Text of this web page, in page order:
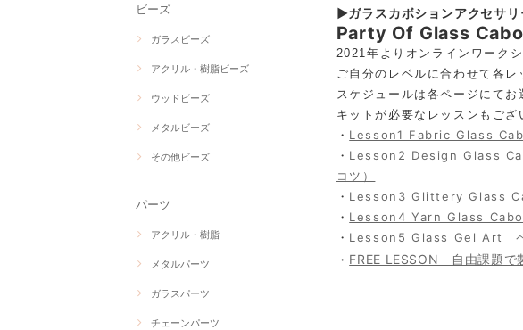
ビーズ
ガラスビーズ
アクリル・樹脂ビーズ
ウッドビーズ
メタルビーズ
その他ビーズ
パーツ
アクリル・樹脂
メタルパーツ
ガラスパーツ
チェーンパーツ
▶ガラスカボションアクセサ
Party Of Glass
2021年よりオンラインワーク
ご自分のレベルに合わせて各レ
スケジュールは各ページにてお
キットが必要なレッスンもござ
・ Lesson1 Fabric Glass
・ Lesson2 Design Glass
コツ）
・ Lesson3 Glittery Glass
・ Lesson4 Yarn Glass
・ Lesson5 Glass Gel Art ペ
・ FREE LESSON 自由課題で